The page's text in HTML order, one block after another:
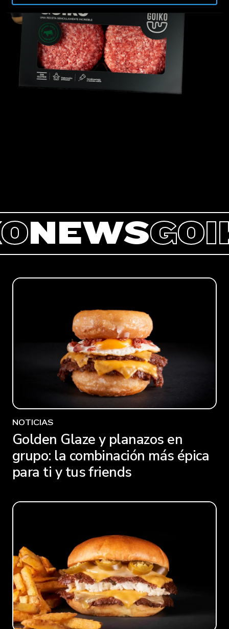
en laPolítica de Cookies
te indicamos cómo hacerlo
en diferentes navegadores.
NEWS
NOTICIAS
Golden Glaze y planazos en
grupo: la combinación más épica
para ti y tus friends